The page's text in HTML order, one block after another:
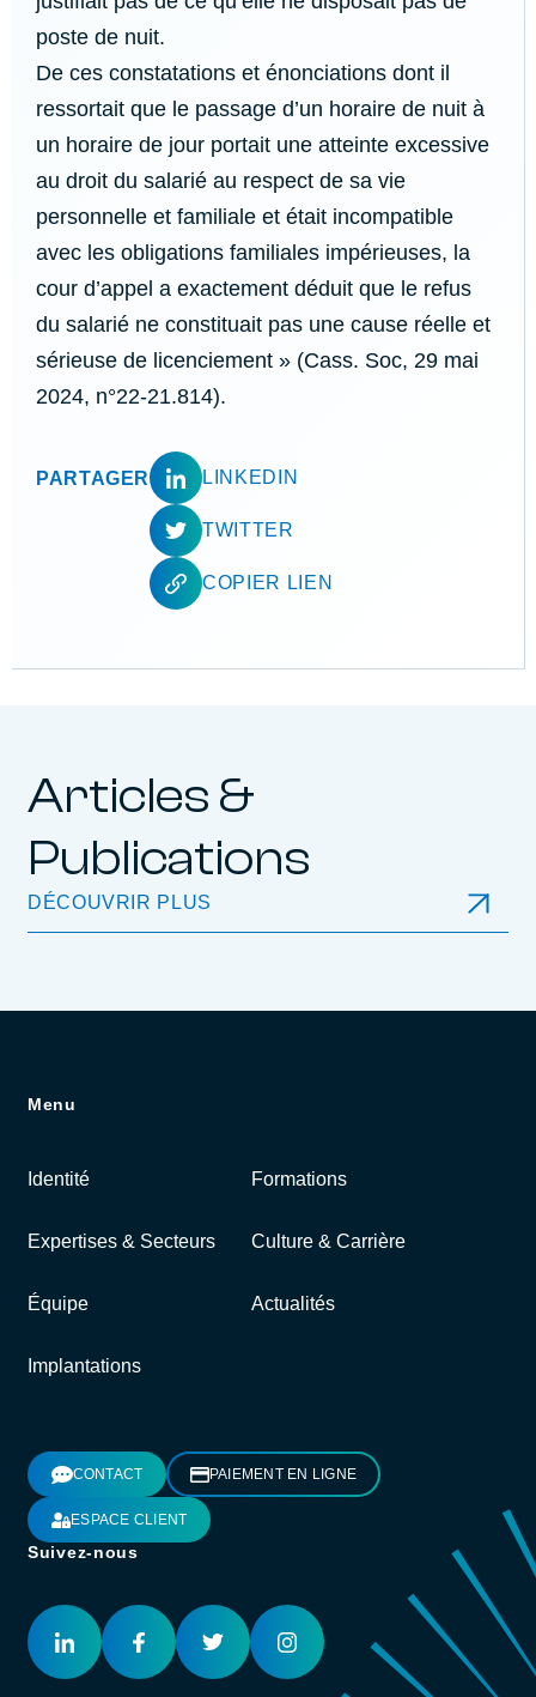
poste de nuit.
De ces constatations et énonciations dont il
ressortait que le passage d’un horaire de nuit à
un horaire de jour portait une atteinte excessive
au droit du salarié au respect de sa vie
personnelle et familiale et était incompatible
avec les obligations familiales impérieuses, la
cour d’appel a exactement déduit que le refus
du salarié ne constituait pas une cause réelle et
sérieuse de licenciement » (Cass. Soc, 29 mai
2024, n°22-21.814).
PARTAGER LINKEDIN
TWITTER
COPIER LIEN
Articles &
Publications
DÉCOUVRIR PLUS
Menu
Identité Formations
Expertises & Secteurs Culture & Carrière
Équipe Actualités
Implantations
CONTACT PAIEMENT EN LIGNE
ESPACE CLIENT
Suivez-nous